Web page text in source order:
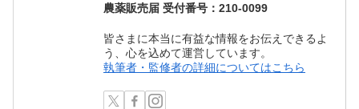
農薬販売届 受付番号：210-0099
皆さまに本当に有益な情報をお伝えできるよ
う、心を込めて運営しています。
執筆者・監修者の詳細についてはこちら